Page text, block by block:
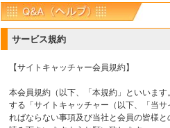
サービス規約